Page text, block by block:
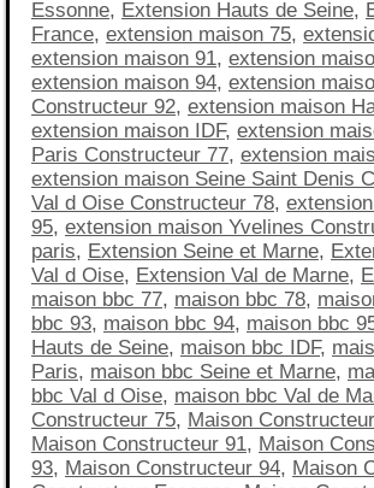
Essonne, Extension Hauts de Seine,
France, extension maison 75,
extension maison 91, extension
extension maison 94, extension
Constructeur 92, extension maison
extension maison IDF, extension
Paris Constructeur 77, extension
extension maison Seine Saint Denis
Val d Oise Constructeur 78,
95, extension maison Yvelines
paris, Extension Seine et Marne,
Val d Oise, Extension Val de Marne,
maison bbc 77, maison bbc 78,
bbc 93, maison bbc 94, maison bbc
Hauts de Seine, maison bbc IDF,
Paris, maison bbc Seine et Marne,
bbc Val d Oise, maison bbc Val de
Constructeur 75, Maison
Maison Constructeur 91, Maison
93, Maison Constructeur 94, Maison